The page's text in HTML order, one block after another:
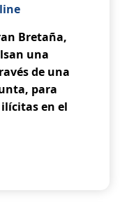
Bretaña,
una
de una
para
en el